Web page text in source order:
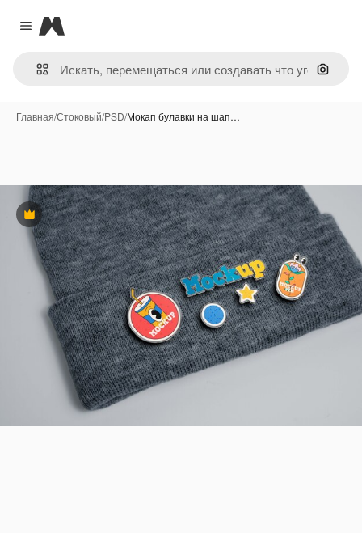
Close menu
Magnific
Поиск
Главная/Стоковый/PSD/Мокап булавки на шап…
Премиум